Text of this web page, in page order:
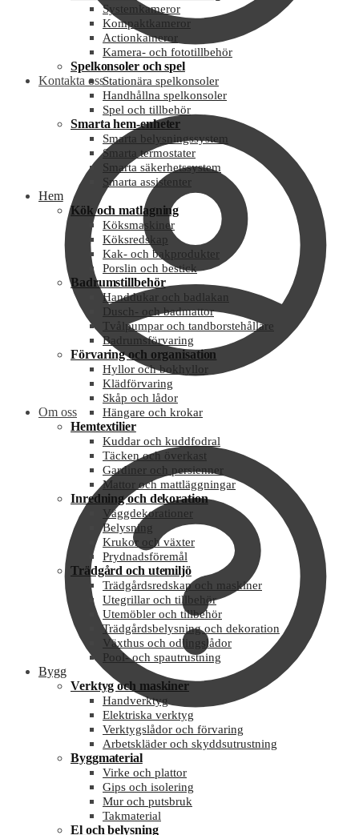
Kontakta oss
Om oss
Systemkameror
Kompaktkameror
Actionkameror
Kamera- och fototillbehör
Spelkonsoler och spel
Stationära spelkonsoler
Handhållna spelkonsoler
Spel och tillbehör
Smarta hem-enheter
Smarta belysningssystem
Smarta termostater
Smarta säkerhetssystem
Smarta assistenter
Hem
Kök och matlagning
Köksmaskiner
Köksredskap
Kak- och bakprodukter
Porslin och bestick
Badrumstillbehör
Handdukar och badlakan
Dusch- och badmattor
Tvålpumpar och tandborstehållare
Badrumsförvaring
Förvaring och organisation
Hyllor och bokhyllor
Klädförvaring
Skåp och lådor
Hängare och krokar
Hemtextilier
Kuddar och kuddfodral
Täcken och överkast
Gardiner och persienner
Mattor och mattläggningar
Inredning och dekoration
Väggdekorationer
Belysning
Krukor och växter
Prydnadsföremål
Trädgård och utemiljö
Trädgårdsredskap och maskiner
Utegrillar och tillbehör
Utemöbler och tillbehör
Trädgårdsbelysning och dekoration
Växthus och odlingslådor
Pool- och spautrustning
Bygg
Verktyg och maskiner
Handverktyg
Elektriska verktyg
Verktygslådor och förvaring
Arbetskläder och skyddsutrustning
Byggmaterial
Virke och plattor
Gips och isolering
Mur och putsbruk
Takmaterial
El och belysning